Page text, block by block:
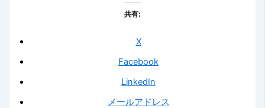
共有:
X
Facebook
LinkedIn
メールアドレス